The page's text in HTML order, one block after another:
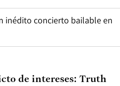
inédito concierto bailable en
de intereses: Truth